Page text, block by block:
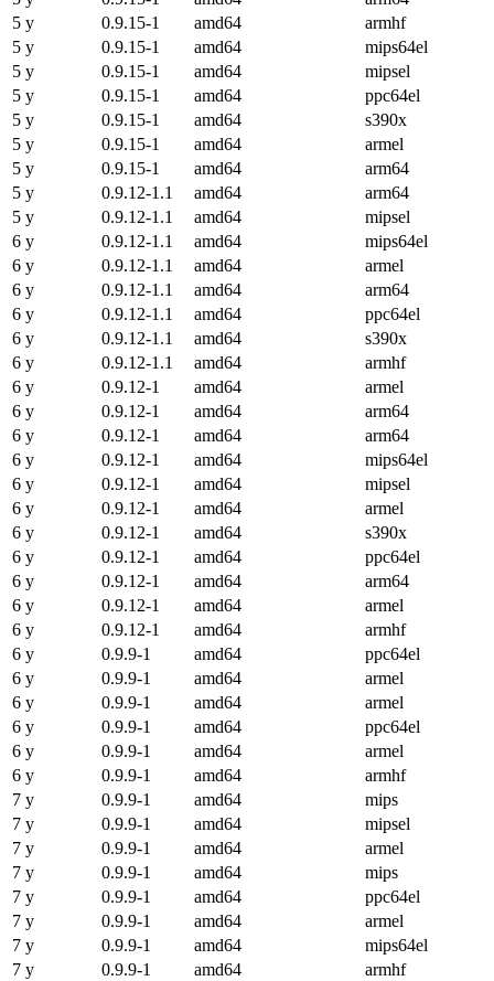
5 y
0.9.15-1 amd64
armhf
5 y
0.9.15-1 amd64
mips64el
5 y
0.9.15-1 amd64
mipsel
5 y
0.9.15-1 amd64
ppc64el
5 y
0.9.15-1 amd64
s390x
5 y
0.9.15-1 amd64
armel
5 y
0.9.15-1 amd64
arm64
5 y
0.9.12-1.1 amd64
arm64
5 y
0.9.12-1.1 amd64
mipsel
6 y
0.9.12-1.1 amd64
mips64el
6 y
0.9.12-1.1 amd64
armel
6 y
0.9.12-1.1 amd64
arm64
6 y
0.9.12-1.1 amd64
ppc64el
6 y
0.9.12-1.1 amd64
s390x
6 y
0.9.12-1.1 amd64
armhf
6 y
0.9.12-1 amd64
armel
6 y
0.9.12-1 amd64
arm64
6 y
0.9.12-1 amd64
arm64
6 y
0.9.12-1 amd64
mips64el
6 y
0.9.12-1 amd64
mipsel
6 y
0.9.12-1 amd64
armel
6 y
0.9.12-1 amd64
s390x
6 y
0.9.12-1 amd64
ppc64el
6 y
0.9.12-1 amd64
arm64
6 y
0.9.12-1 amd64
armel
6 y
0.9.12-1 amd64
armhf
6 y
0.9.9-1 amd64
ppc64el
6 y
0.9.9-1 amd64
armel
6 y
0.9.9-1 amd64
armel
6 y
0.9.9-1 amd64
ppc64el
6 y
0.9.9-1 amd64
armel
6 y
0.9.9-1 amd64
armhf
7 y
0.9.9-1 amd64
mips
7 y
0.9.9-1 amd64
mipsel
7 y
0.9.9-1 amd64
armel
7 y
0.9.9-1 amd64
mips
7 y
0.9.9-1 amd64
ppc64el
7 y
0.9.9-1 amd64
armel
7 y
0.9.9-1 amd64
mips64el
7 y
0.9.9-1 amd64
armhf